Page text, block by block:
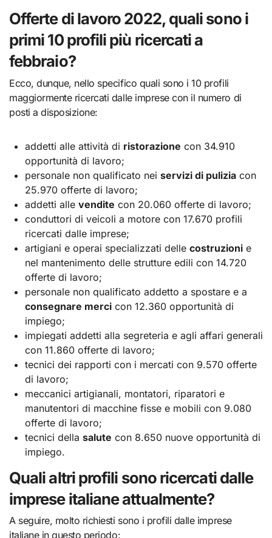
Offerte di lavoro 2022, quali sono i
primi 10 profili più ricercati a
febbraio?
Ecco, dunque, nello specifico quali sono i 10 profili
maggiormente ricercati dalle imprese con il numero di
posti a disposizione:
addetti alle attività di ristorazione con 34.910
opportunità di lavoro;
personale non qualificato nei servizi di puliziacon
25.970 offerte di lavoro;
addetti alle vendite con 20.060 offerte di lavoro;
conduttori di veicoli a motore con 17.670 profili
ricercati dalle imprese;
artigiani e operai specializzati delle costruzionie
nel mantenimento delle strutture edili con 14.720
offerte di lavoro;
personale non qualificato addetto a spostare e a
consegnare mercicon 12.360 opportunità di
impiego;
impiegati addetti alla segreteria e agli affari generali
con 11.860 offerte di lavoro;
tecnici dei rapporti con i mercati con 9.570 offerte
di lavoro;
meccanici artigianali, montatori, riparatori e
manutentori di macchine fisse e mobili con 9.080
offerte di lavoro;
tecnici della salute con 8.650 nuove opportunità di
impiego.
Quali altri profili sono ricercati dalle
imprese italiane attualmente?
A seguire, molto richiesti sono i profili dalle imprese
italiane in questo periodo: